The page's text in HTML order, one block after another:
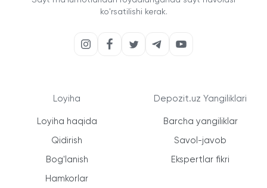
ko'rsatilishi kerak.
Loyiha
Loyiha haqida
Qidirish
Bog'lanish
Hamkorlar
Depozit.uz Yangiliklari
Barcha yangiliklar
Savol-javob
Ekspertlar fikri